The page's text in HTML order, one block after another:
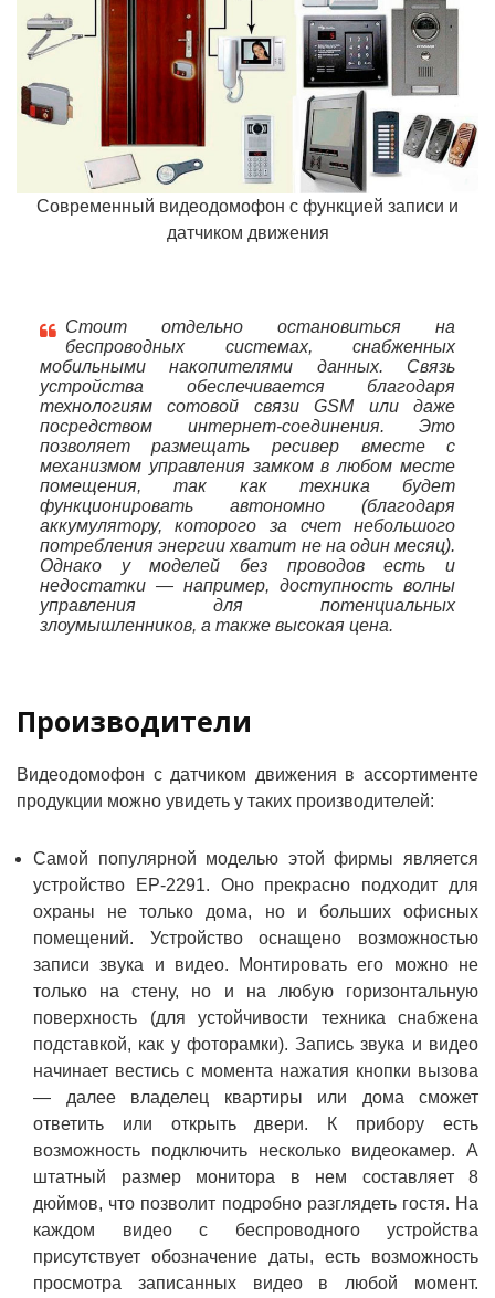
Современный видеодомофон с функцией записи и
датчиком движения
Стоит отдельно остановиться на
беспроводных системах, снабженных
мобильными накопителями данных. Связь
устройства обеспечивается благодаря
технологиям сотовой связи GSM или даже
посредством интернет-соединения. Это
позволяет размещать ресивер вместе с
механизмом управления замком в любом месте
помещения, так как техника будет
функционировать автономно (благодаря
аккумулятору, которого за счет небольшого
потребления энергии хватит не на один месяц).
Однако у моделей без проводов есть и
недостатки — например, доступность волны
управления для потенциальных
злоумышленников, а также высокая цена.
Производители
Видеодомофон с датчиком движения в ассортименте
продукции можно увидеть у таких производителей:
Самой популярной моделью этой фирмы является
устройство EP-2291. Оно прекрасно подходит для
охраны не только дома, но и больших офисных
помещений. Устройство оснащено возможностью
записи звука и видео. Монтировать его можно не
только на стену, но и на любую горизонтальную
поверхность (для устойчивости техника снабжена
подставкой, как у фоторамки). Запись звука и видео
начинает вестись с момента нажатия кнопки вызова
— далее владелец квартиры или дома сможет
ответить или открыть двери. К прибору есть
возможность подключить несколько видеокамер. А
штатный размер монитора в нем составляет 8
дюймов, что позволит подробно разглядеть гостя. На
каждом видео с беспроводного устройства
присутствует обозначение даты, есть возможность
просмотра записанных видео в любой момент.